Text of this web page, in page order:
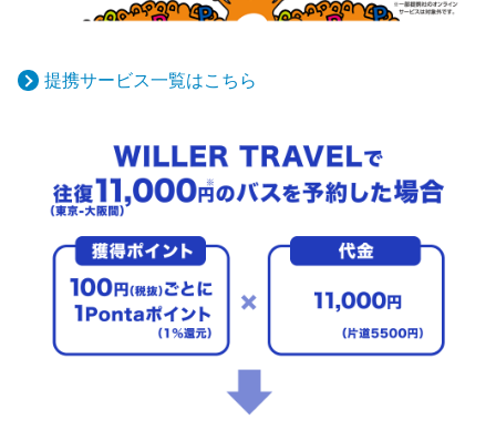
提携サービス一覧はこちら